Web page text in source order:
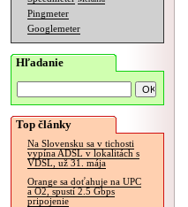
Pingmeter
Googlemeter
Hľadanie
Top články
Na Slovensku sa v tichosti
vypína ADSL v lokalitách s
VDSL, už 31. mája
Orange sa doťahuje na UPC
a O2, spustí 2.5 Gbps
pripojenie